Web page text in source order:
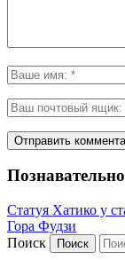
Познавательно
Статуя Хатико у
Гора Фудзи
Поиск